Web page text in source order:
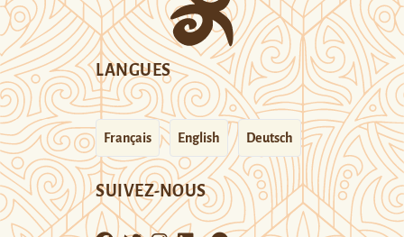
LANGUES
Français English Deutsch
SUIVEZ-NOUS